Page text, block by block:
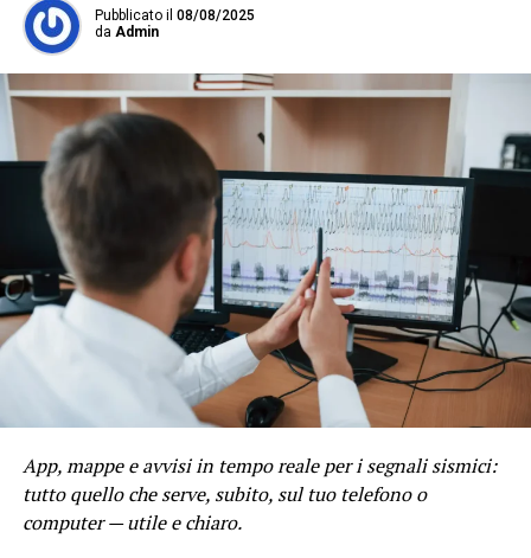
Pubblicato il 08/08/2025
da Admin
App, mappe e avvisi in tempo reale per i segnali sismici:
tutto quello che serve, subito, sul tuo telefono o
computer — utile e chiaro.